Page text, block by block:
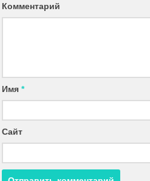
Комментарий
Имя *
Сайт